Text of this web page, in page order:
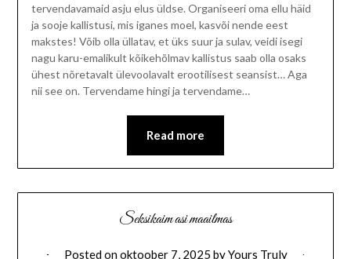
tervendavamaid asju elus üldse. Organiseeri oma ellu häid
ja sooje kallistusi, mis iganes moel, kasvõi nende eest
makstes! Võib olla üllatav, et üks suur ja sulav, veidi isegi
nagu karu-emalikult kõikehõlmav kallistus saab olla osaks
ühest nõretavalt ülevoolavalt erootilisest seansist… Aga
nii see on. Tervendame hingi ja tervendame…
Read more
Seksikaim asi maailmas
Posted onoktoober 7, 2025 byYours Truly